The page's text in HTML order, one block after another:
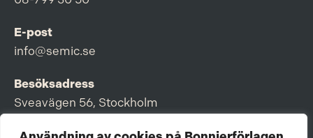
E-post
info@semic.se
Besöksadress
Sveavägen 56, Stockholm